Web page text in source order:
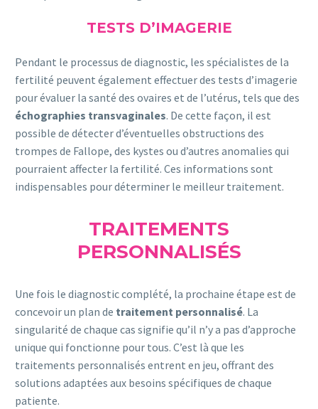
TESTS D’IMAGERIE
Pendant le processus de diagnostic, les spécialistes de la
fertilité peuvent également effectuer des tests d’imagerie
pour évaluer la santé des ovaires et de l’utérus, tels que des
échographies transvaginales. De cette façon, il est
possible de détecter d’éventuelles obstructions des
trompes de Fallope, des kystes ou d’autres anomalies qui
pourraient affecter la fertilité. Ces informations sont
indispensables pour déterminer le meilleur traitement.
TRAITEMENTS
PERSONNALISÉS
Une fois le diagnostic complété, la prochaine étape est de
concevoir un plan de traitement personnalisé. La
singularité de chaque cas signifie qu’il n’y a pas d’approche
unique qui fonctionne pour tous. C’est là que les
traitements personnalisés entrent en jeu, offrant des
solutions adaptées aux besoins spécifiques de chaque
patiente.